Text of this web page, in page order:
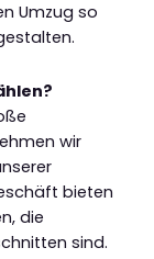
Umzug so
wir
bieten
die
sind.